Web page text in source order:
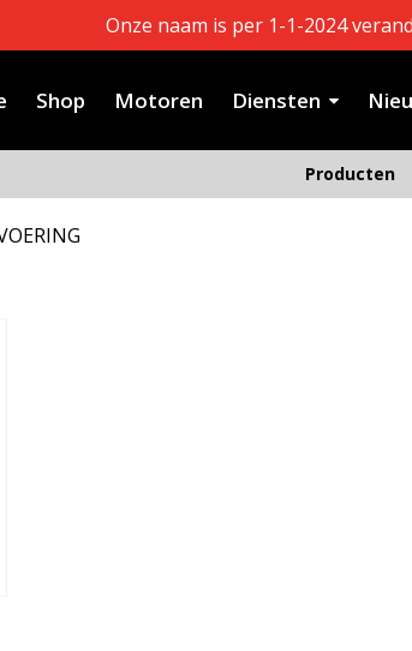
Onze naam is per 1-1-2024
Shop Motoren Diensten
Producten